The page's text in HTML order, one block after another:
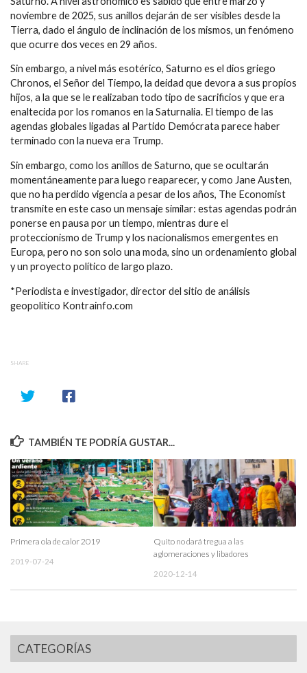
noviembre de 2025, sus anillos dejarán de ser visibles desde la
Tierra, dado el ángulo de inclinación de los mismos, un fenómeno
que ocurre dos veces en 29 años.
Sin embargo, a nivel más esotérico, Saturno es el dios griego
Chronos, el Señor del Tiempo, la deidad que devora a sus propios
hijos, a la que se le realizaban todo tipo de sacrificios y que era
enaltecida por los romanos en la Saturnalia. El tiempo de las
agendas globales ligadas al Partido Demócrata parece haber
terminado con la nueva era Trump.
Sin embargo, como los anillos de Saturno, que se ocultarán
momentáneamente para luego reaparecer, y como Jane Austen,
que no ha perdido vigencia a pesar de los años, The Economist
transmite en este caso un mensaje similar: estas agendas podrán
ponerse en pausa por un tiempo, mientras dure el
proteccionismo de Trump y los nacionalismos emergentes en
Europa, pero no son solo una moda, sino un ordenamiento global
y un proyecto político de largo plazo.
*Periodista e investigador, director del sitio de análisis
geopolítico Kontrainfo.com
SHARE
TAMBIÉN TE PODRÍA GUSTAR...
Primera ola de calor 2019
2019-07-24
Quito no dará tregua a las
aglomeraciones y libadores
2020-12-14
CATEGORÍAS